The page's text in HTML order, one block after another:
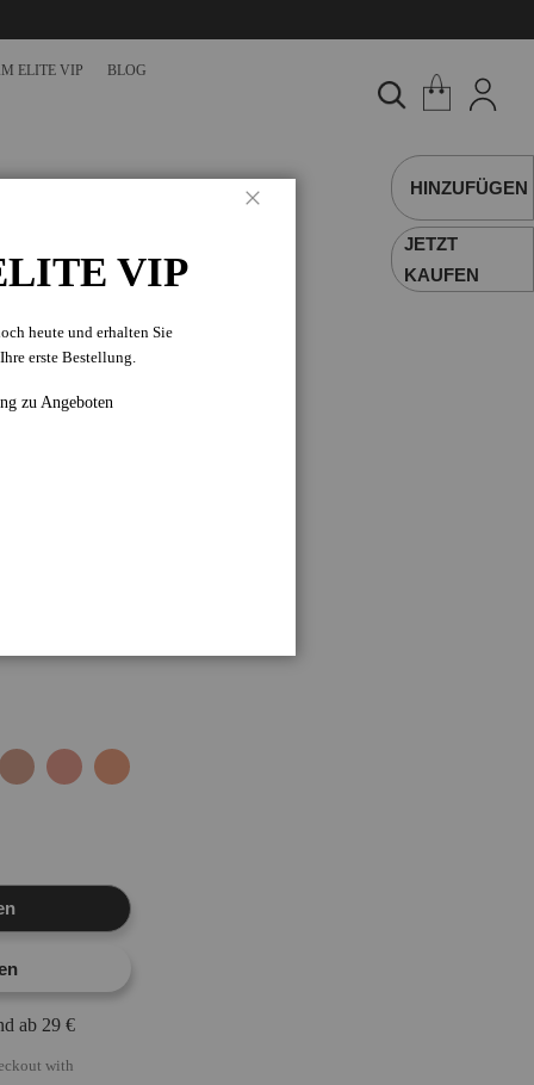
ELITE VIP BLOG
HINZUFÜGEN
JETZT
KAUFEN
natürlichen Hauch
strahlende Farbe,
es mit dem SOFIQE
ab 29 €
with
VIP
heute und erhalten Sie
erste Bestellung.
zu Angeboten